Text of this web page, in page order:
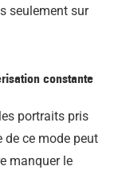
seulement sur
constante
portraits pris
ce mode peut
manquer le